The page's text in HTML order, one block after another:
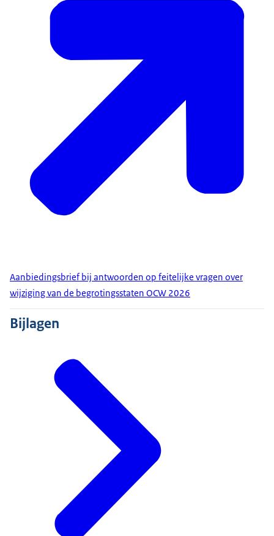
Aanbiedingsbrief bij antwoorden op feitelijke vragen over
wijziging van de begrotingsstaten OCW 2026
Bijlagen